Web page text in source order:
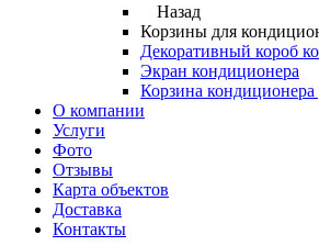
Назад
Корзины для
Декоративный короб
Экран кондиционера
Корзина кондиционера
О компании
Услуги
Фото
Отзывы
Карта объектов
Доставка
Контакты